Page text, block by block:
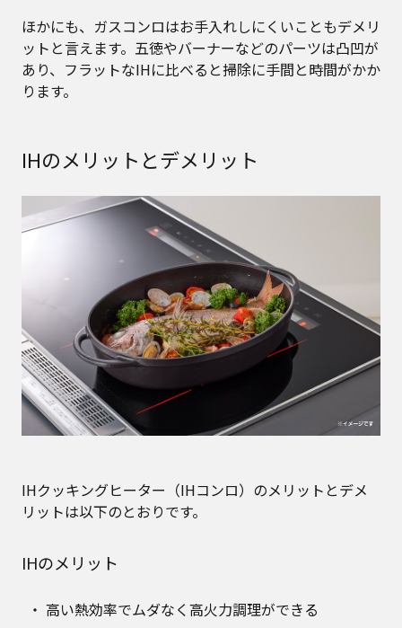
ほかにも、ガスコンロはお手入れしにくいこともデメリ
ットと言えます。五徳やバーナーなどのパーツは凸凹が
あり、フラットなIHに比べると掃除に手間と時間がかか
ります。
IHのメリットとデメリット
IHクッキングヒーター（IHコンロ）のメリットとデメ
リットは以下のとおりです。
IHのメリット
高い熱効率でムダなく高火力調理ができる